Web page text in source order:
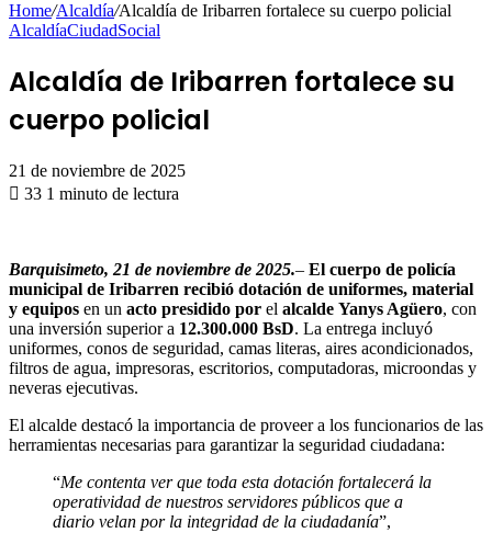
Home/Alcaldía/Alcaldía de Iribarren fortalece su cuerpo policial
AlcaldíaCiudadSocial
Alcaldía de Iribarren fortalece su
cuerpo policial
21 de noviembre de 2025
33 1 minuto de lectura
Barquisimeto, 21 de noviembre de 2025.– El cuerpo de policía
municipal de Iribarren recibió dotación de uniformes, material
y equipos en un acto presidido por el alcalde Yanys Agüero, con
una inversión superior a 12.300.000 BsD. La entrega incluyó
uniformes, conos de seguridad, camas literas, aires acondicionados,
filtros de agua, impresoras, escritorios, computadoras, microondas y
neveras ejecutivas.
El alcalde destacó la importancia de proveer a los funcionarios de las
herramientas necesarias para garantizar la seguridad ciudadana:
“Me contenta ver que toda esta dotación fortalecerá la
operatividad de nuestros servidores públicos que a
diario velan por la integridad de la ciudadanía”,